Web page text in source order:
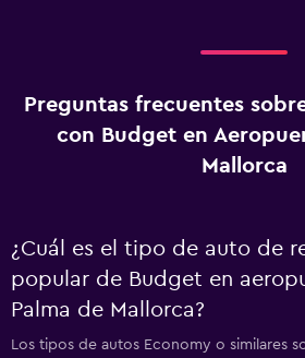
Preguntas frecuentes
con Budget en
Mallorca
¿Cuál es el tipo de auto de
popular de Budget en
Palma de Mallorca?
Los tipos de autos Economy o similares